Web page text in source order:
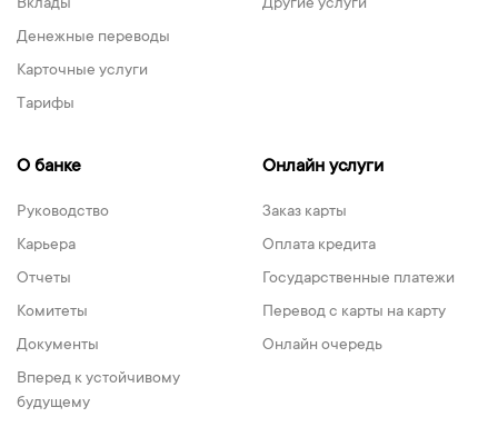
Вклады
Денежные переводы
Карточные услуги
Тарифы
Другие услуги
О банке
Руководство
Карьера
Отчеты
Комитеты
Документы
Вперед к устойчивому
будущему
Онлайн услуги
Заказ карты
Оплата кредита
Государственные платежи
Перевод с карты на карту
Онлайн очередь